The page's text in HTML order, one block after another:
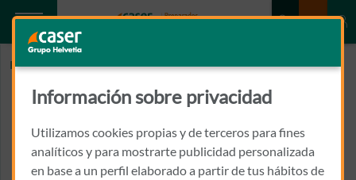
Inicio CLINICA BAVIERA
CLINICA BAVIERA
46740 - CARCAIXENT
Información sobre privacidad
Utilizamos cookies propias y de terceros para fines
analíticos y para mostrarte publicidad personalizada
en base a un perfil elaborado a partir de tus hábitos de